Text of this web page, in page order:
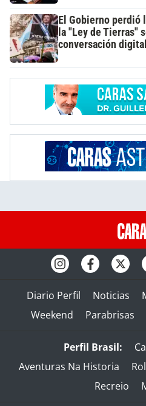
El Gobierno perdió
la "Ley de Tierras"
conversación digital
Diario Perfil Noticias
Weekend
Parabrisas
Perfil Brasil:
Aventuras Na Historia
Recreio